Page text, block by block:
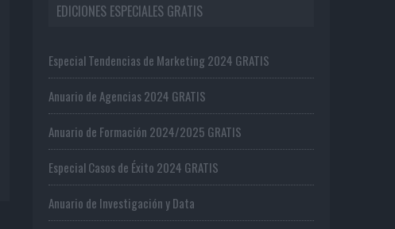
EDICIONES ESPECIALES GRATIS
Especial Tendencias de Marketing 2024 GRATIS
Anuario de Agencias 2024 GRATIS
Anuario de Formación 2024/2025 GRATIS
Especial Casos de Éxito 2024 GRATIS
Anuario de Investigación y Data